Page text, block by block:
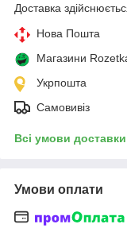
Доставка
Нова Пошта
Магазини
Укрпошта
Самовивіз
Всі умови доставки
Умови оплати